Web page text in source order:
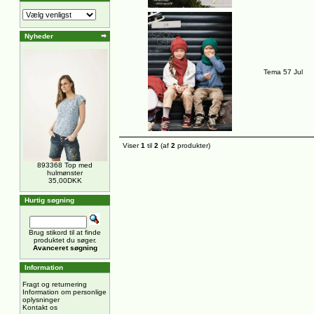
Nyheder
893368 Top med
hulmønster
35,00DKK
Hurtig søgning
Brug stikord til at finde
produktet du søger.
Avanceret søgning
Information
Fragt og returnering
Information om personlige
oplysninger
Kontakt os
Tema 57 Jul
Viser1 til 2 (af 2 produkter)